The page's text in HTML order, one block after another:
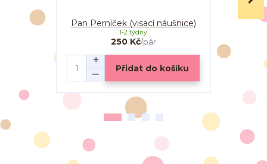
Pan Perníček (visací náušnice)
250 Kč/pár
1-2 týdny
Přidat do košíku